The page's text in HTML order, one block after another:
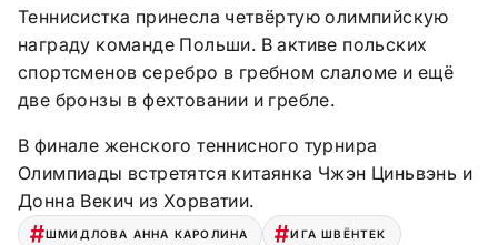
Теннисистка принесла четвёртую олимпийскую
награду команде Польши. В активе польских
спортсменов серебро в гребном слаломе и ещё
две бронзы в фехтовании и гребле.
В финале женского теннисного турнира
Олимпиады встретятся китаянка Чжэн Циньвэнь и
Донна Векич из Хорватии.
ШМИДЛОВА АННА КАРОЛИНА ИГА ШВЁНТЕК